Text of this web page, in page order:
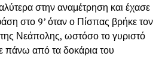
στην αναμέτρηση και έχασε
στο 9’ όταν ο Πίσπας βρήκε τον
Νεάπολης, ωστόσο το γυριστό
πάνω από τα δοκάρια του